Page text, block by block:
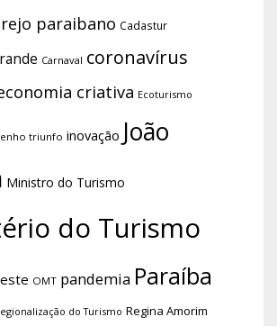
paraibano Cadastur
Carnaval coronavírus
criativa Ecoturismo
triunfo inovação João
Ministro do Turismo
do Turismo
OMT pandemia Paraíba
do Turismo Regina Amorim